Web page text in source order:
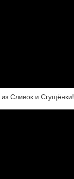
Сливок и Сгущёнки!